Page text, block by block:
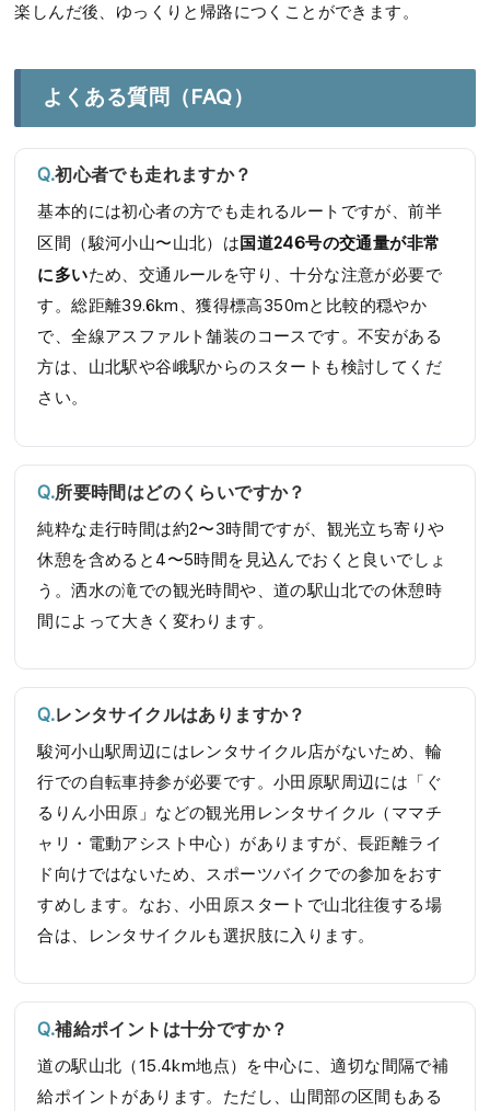
楽しんだ後、ゆっくりと帰路につくことができます。
よくある質問（FAQ）
初心者でも走れますか？
基本的には初心者の方でも走れるルートですが、前半
区間（駿河小山〜山北）は国道246号の交通量が非常
に多いため、交通ルールを守り、十分な注意が必要で
す。総距離39.6km、獲得標高350mと比較的穏やか
で、全線アスファルト舗装のコースです。不安がある
方は、山北駅や谷峨駅からのスタートも検討してくだ
さい。
所要時間はどのくらいですか？
純粋な走行時間は約2〜3時間ですが、観光立ち寄りや
休憩を含めると4〜5時間を見込んでおくと良いでしょ
う。洒水の滝での観光時間や、道の駅山北での休憩時
間によって大きく変わります。
レンタサイクルはありますか？
駿河小山駅周辺にはレンタサイクル店がないため、輪
行での自転車持参が必要です。小田原駅周辺には「ぐ
るりん小田原」などの観光用レンタサイクル（ママチ
ャリ・電動アシスト中心）がありますが、長距離ライ
ド向けではないため、スポーツバイクでの参加をおす
すめします。なお、小田原スタートで山北往復する場
合は、レンタサイクルも選択肢に入ります。
補給ポイントは十分ですか？
道の駅山北（15.4km地点）を中心に、適切な間隔で補
給ポイントがあります。ただし、山間部の区間もある